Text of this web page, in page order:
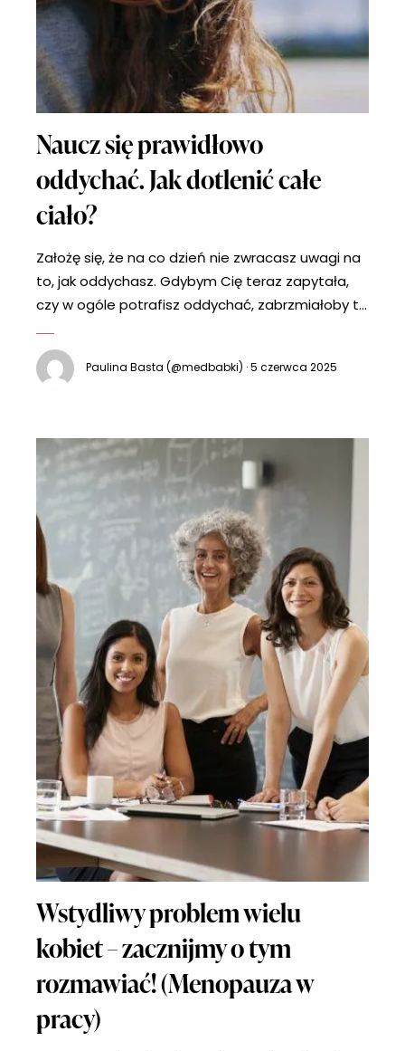
Naucz się prawidłowo
oddychać. Jak dotlenić całe
ciało?
Założę się, że na co dzień nie zwracasz uwagi na
to, jak oddychasz. Gdybym Cię teraz zapytała,
czy w ogóle potrafisz oddychać, zabrzmiałoby to
wydaje nam się przecież wyjątkowo prosty, w
końcu wszystko wówczas dzieje się właściwie
Paulina Basta (@medbabki) · 5 czerwca 2025
Wstydliwy problem wielu
kobiet – zacznijmy o tym
rozmawiać! (Menopauza w
pracy)